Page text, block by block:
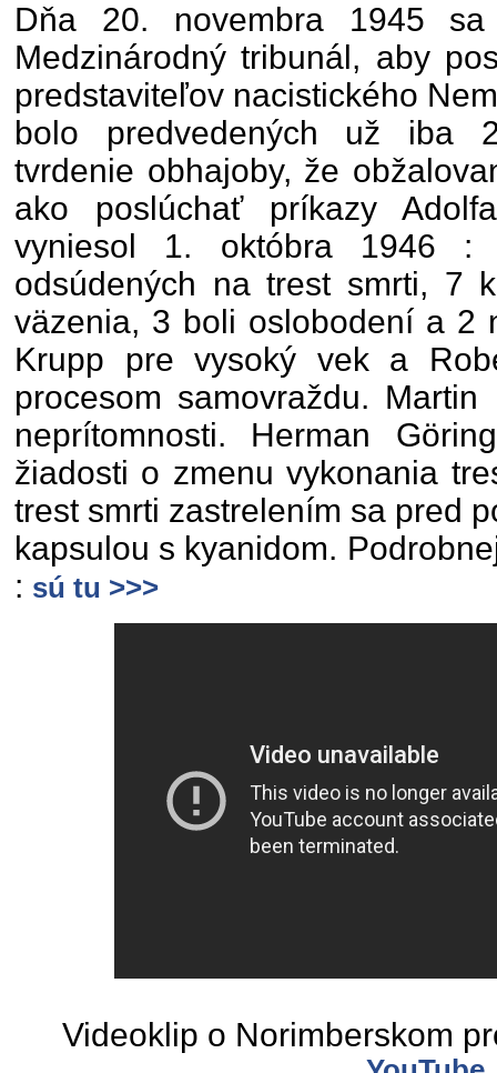
Dňa 20. novembra 1945
Medzinárodný tribunál, aby
predstaviteľov nacistického
bolo predvedených už iba
tvrdenie obhajoby, že
ako poslúchať príkazy
vyniesol 1. októbra 1946 :
odsúdených na trest smrti, 7
väzenia, 3 boli oslobodení a 2
Krupp pre vysoký vek a
procesom samovraždu.
neprítomnosti. Herman
žiadosti o zmenu vykonania
trest smrti zastrelením sa pred
kapsulou s kyanidom.
: sú tu >>>
Videoklip o Norimberskom